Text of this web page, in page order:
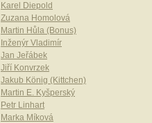
Karel Diepold
Zuzana Homolová
Martin Hůla (Bonus)
Inženýr Vladimír
Jan Jeřábek
Jiří Konvrzek
Jakub König (Kittchen)
Martin E. Kyšperský
Petr Linhart
Marka Míková